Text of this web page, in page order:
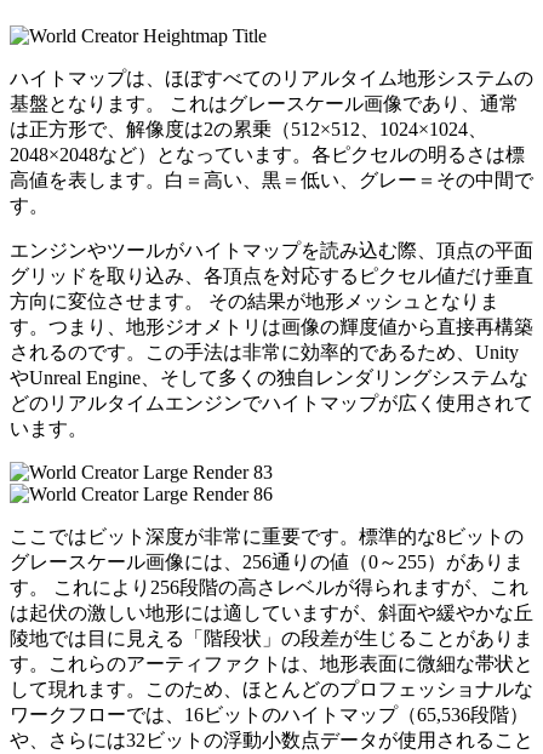
ハイトマップは、ほぼすべてのリアルタイム地形システムの
基盤となります。 これはグレースケール画像であり、通常
は正方形で、解像度は2の累乗（512×512、1024×1024、
2048×2048など）となっています。各ピクセルの明るさは標
高値を表します。白＝高い、黒＝低い、グレー＝その中間で
す。
エンジンやツールがハイトマップを読み込む際、頂点の平面
グリッドを取り込み、各頂点を対応するピクセル値だけ垂直
方向に変位させます。 その結果が地形メッシュとなりま
す。つまり、地形ジオメトリは画像の輝度値から直接再構築
されるのです。この手法は非常に効率的であるため、Unity
やUnreal Engine、そして多くの独自レンダリングシステムな
どのリアルタイムエンジンでハイトマップが広く使用されて
います。
ここではビット深度が非常に重要です。標準的な8ビットの
グレースケール画像には、256通りの値（0～255）がありま
す。 これにより256段階の高さレベルが得られますが、これ
は起伏の激しい地形には適していますが、斜面や緩やかな丘
陵地では目に見える「階段状」の段差が生じることがありま
す。これらのアーティファクトは、地形表面に微細な帯状と
して現れます。このため、ほとんどのプロフェッショナルな
ワークフローでは、16ビットのハイトマップ（65,536段階）
や、さらには32ビットの浮動小数点データが使用されること